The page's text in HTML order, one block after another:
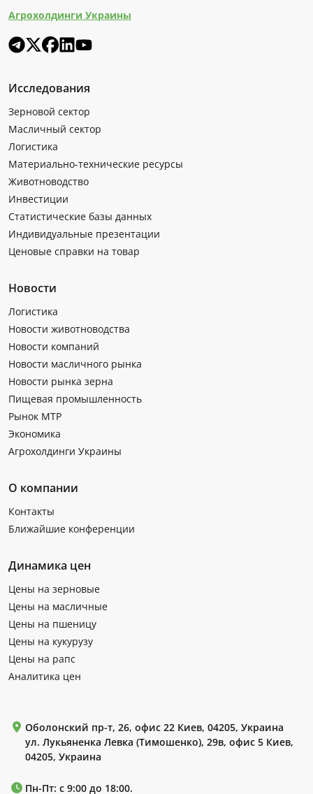
Агрохолдинги Украины
Исследования
Зерновой сектор
Масличный сектор
Логистика
Материально-технические ресурсы
Животноводство
Инвестиции
Статистические базы данных
Индивидуальные презентации
Ценовые справки на товар
Новости
Логистика
Новости животноводства
Новости компаний
Новости масличного рынка
Новости рынка зерна
Пищевая промышленность
Рынок МТР
Экономика
Агрохолдинги Украины
О компании
Контакты
Ближайшие конференции
Динамика цен
Цены на зерновые
Цены на масличные
Цены на пшеницу
Цены на кукурузу
Цены на рапс
Аналитика цен
Оболонский пр-т, 26, офис 22 Киев, 04205, Украина
ул. Лукьяненка Левка (Тимошенко), 29в, офис 5 Киев,
04205, Украина
Пн-Пт: с 9:00 до 18:00.